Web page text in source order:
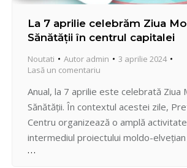
La 7 aprilie celebrăm Ziua
Sănătății în centrul capitalei
Noutati Autor admin
3 aprilie 2024
Lasă un comentariu
Anual, la 7 aprilie este celebrată Ziua
Sănătății. În contextul acestei zile,
Centru organizează o amplă
intermediul proiectului moldo-elvețian
sănătoasă: reducerea poverii bolilor